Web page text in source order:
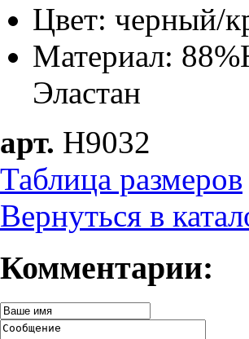
Цвет: черный/
Материал:
Эластан
арт. H9032
Таблица размеров
Вернуться в
Комментарии: